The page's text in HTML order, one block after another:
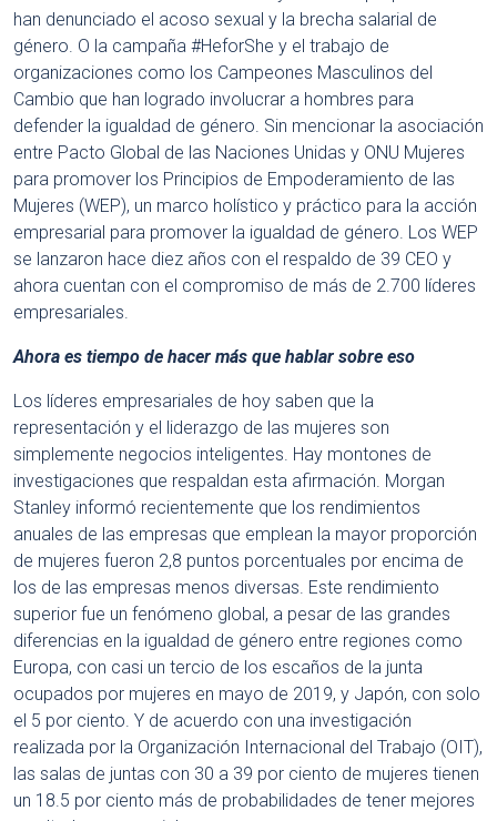
han denunciado el acoso sexual y la brecha salarial de
género. O la campaña #HeforShe y el trabajo de
organizaciones como los Campeones Masculinos del
Cambio que han logrado involucrar a hombres para
defender la igualdad de género. Sin mencionar la asociación
entre Pacto Global de las Naciones Unidas y ONU Mujeres
para promover los Principios de Empoderamiento de las
Mujeres (WEP), un marco holístico y práctico para la acción
empresarial para promover la igualdad de género. Los WEP
se lanzaron hace diez años con el respaldo de 39 CEO y
ahora cuentan con el compromiso de más de 2.700 líderes
empresariales.
Ahora es tiempo de hacer más que hablar sobre eso
Los líderes empresariales de hoy saben que la
representación y el liderazgo de las mujeres son
simplemente negocios inteligentes. Hay montones de
investigaciones que respaldan esta afirmación. Morgan
Stanley informó recientemente que los rendimientos
anuales de las empresas que emplean la mayor proporción
de mujeres fueron 2,8 puntos porcentuales por encima de
los de las empresas menos diversas. Este rendimiento
superior fue un fenómeno global, a pesar de las grandes
diferencias en la igualdad de género entre regiones como
Europa, con casi un tercio de los escaños de la junta
ocupados por mujeres en mayo de 2019, y Japón, con solo
el 5 por ciento. Y de acuerdo con una investigación
realizada por la Organización Internacional del Trabajo (OIT),
las salas de juntas con 30 a 39 por ciento de mujeres tienen
un 18.5 por ciento más de probabilidades de tener mejores